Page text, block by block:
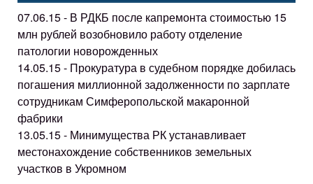
07.06.15 - В РДКБ после капремонта стоимостью 15
млн рублей возобновило работу отделение
патологии новорожденных
14.05.15 - Прокуратура в судебном порядке добилась
погашения миллионной задолженности по зарплате
сотрудникам Симферопольской макаронной
фабрики
13.05.15 - Минимущества РК устанавливает
местонахождение собственников земельных
участков в Укромном